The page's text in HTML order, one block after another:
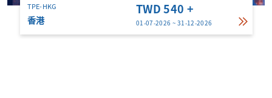
TPE-HKG
香港
TWD 540 +
01-07-2026 ~ 31-12-2026